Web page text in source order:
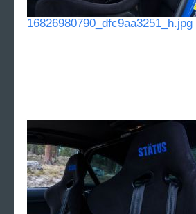
16826980790_dfc9aa3251_h.jpg